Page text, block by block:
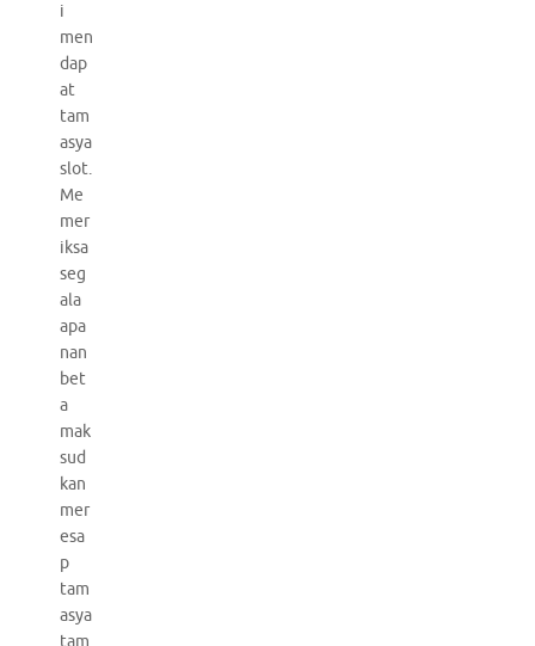
i
men
dap
at
tam
asya
slot.
Me
mer
iksa
seg
ala
apa
nan
bet
a
mak
sud
kan
mer
esa
p
tam
asya
tam